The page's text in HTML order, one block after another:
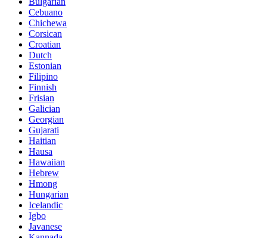
Cebuano
Chichewa
Corsican
Croatian
Dutch
Estonian
Filipino
Finnish
Frisian
Galician
Georgian
Gujarati
Haitian
Hausa
Hawaiian
Hebrew
Hmong
Hungarian
Icelandic
Igbo
Javanese